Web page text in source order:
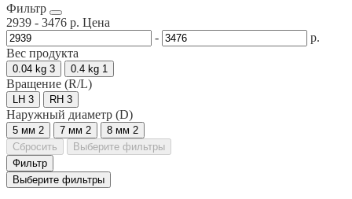
Фильтр
2939 - 3476 р. Цена
-
р.
Вес продукта
0.04 kg 3 0.4 kg 1
Вращение (R/L)
LH 3 RH 3
Наружный диаметр (D)
5 мм 2 7 мм 2 8 мм 2
Сбросить
Выберите фильтры
Фильтр
Выберите фильтры